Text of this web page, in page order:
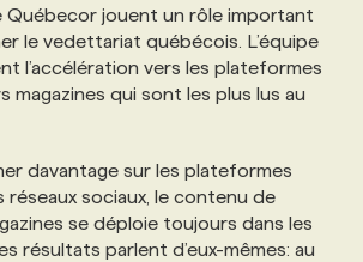
Québecor jouent un rôle important
le vedettariat québécois. L’équipe
l’accélération vers les plateformes
magazines qui sont les plus lus au
davantage sur les plateformes
réseaux sociaux, le contenu de
se déploie toujours dans les
résultats parlent d’eux-mêmes: au